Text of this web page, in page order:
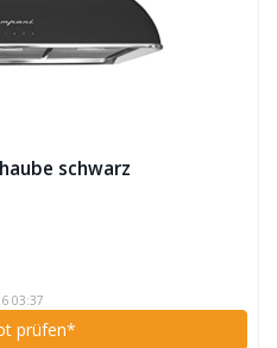
schwarz
03:37
prüfen*